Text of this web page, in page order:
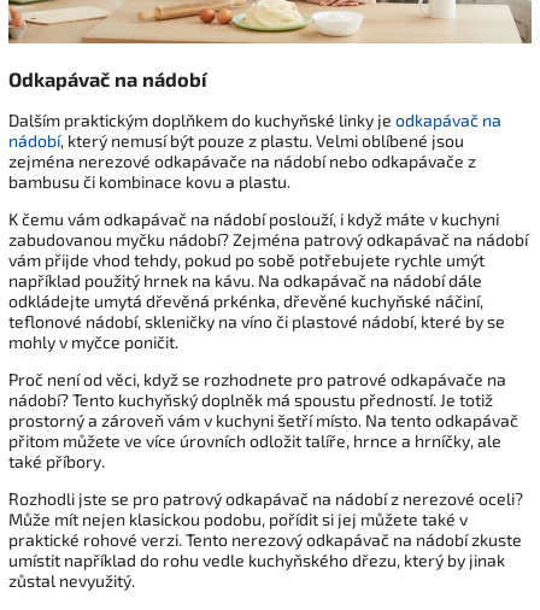
Odkapávač na nádobí
Dalším praktickým doplňkem do kuchyňské linky je odkapávač na
nádobí, který nemusí být pouze z plastu. Velmi oblíbené jsou
zejména nerezové odkapávače na nádobí nebo odkapávače z
bambusu či kombinace kovu a plastu.
K čemu vám odkapávač na nádobí poslouží, i když máte v kuchyni
zabudovanou myčku nádobí? Zejména patrový odkapávač na nádobí
vám přijde vhod tehdy, pokud po sobě potřebujete rychle umýt
například použitý hrnek na kávu. Na odkapávač na nádobí dále
odkládejte umytá dřevěná prkénka, dřevěné kuchyňské náčiní,
teflonové nádobí, skleničky na víno či plastové nádobí, které by se
mohly v myčce poničit.
Proč není od věci, když se rozhodnete pro patrové odkapávače na
nádobí? Tento kuchyňský doplněk má spoustu předností. Je totiž
prostorný a zároveň vám v kuchyni šetří místo. Na tento odkapávač
přitom můžete ve více úrovních odložit talíře, hrnce a hrníčky, ale
také příbory.
Rozhodli jste se pro patrový odkapávač na nádobí z nerezové oceli?
Může mít nejen klasickou podobu, pořídit si jej můžete také v
praktické rohové verzi. Tento nerezový odkapávač na nádobí zkuste
umístit například do rohu vedle kuchyňského dřezu, který by jinak
zůstal nevyužitý.